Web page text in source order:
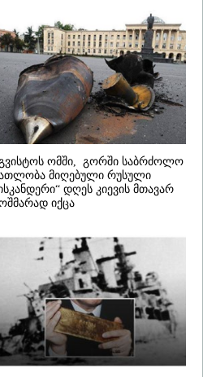
მეპარება
ბარამიძის
- ნიკა
ხალხი
ყაზახს,
არავინ
არაა" -
15:49 / 06-08-2026
შეიძინე ალდაგის
დაზღვევა და
ომში, გორში საბრძოლო
მიღებული რუსული
დღეს კიევის მთავარ
იქცა